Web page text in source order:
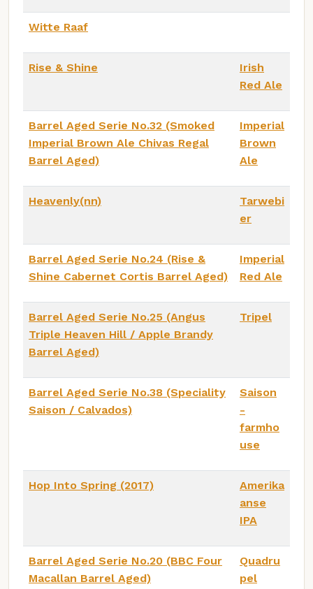
Witte Raaf
Rise & Shine
Irish
Red Ale
Barrel Aged Serie No.32 (Smoked
Imperial Brown Ale Chivas Regal
Barrel Aged)
Imperial
Brown
Ale
Heavenly(nn)
Tarwebi
er
Barrel Aged Serie No.24 (Rise &
Shine Cabernet Cortis Barrel Aged)
Imperial
Red Ale
Barrel Aged Serie No.25 (Angus
Triple Heaven Hill / Apple Brandy
Barrel Aged)
Tripel
Barrel Aged Serie No.38 (Speciality
Saison / Calvados)
Saison
-
farmho
use
Hop Into Spring (2017)
Amerika
anse
IPA
Barrel Aged Serie No.20 (BBC Four
Macallan Barrel Aged)
Quadru
pel